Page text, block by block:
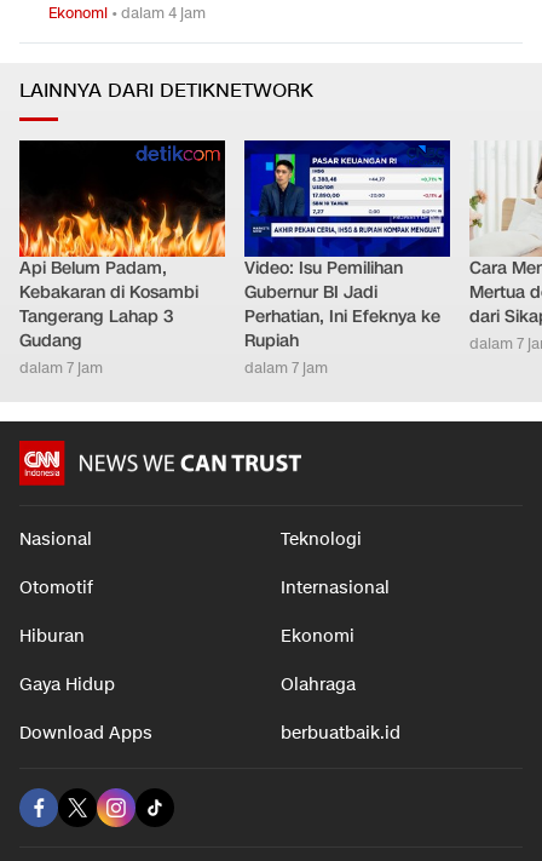
Ekonomi •dalam 4 jam
LAINNYA DARI DETIKNETWORK
Api Belum Padam,
Kebakaran di Kosambi
Tangerang Lahap 3
Gudang
dalam 7 jam
Video: Isu Pemilihan
Gubernur BI Jadi
Perhatian, Ini Efeknya ke
Rupiah
dalam 7 jam
Cara
Mertua
dari
dalam 7
Nasional Teknologi
Otomotif Internasional
Hiburan Ekonomi
Gaya Hidup Olahraga
Download Apps berbuatbaik.id